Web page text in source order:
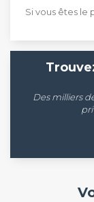
Si vous êtes le
Des milliers